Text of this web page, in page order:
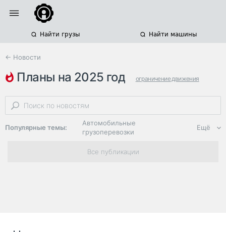
Найти грузы Найти машины
← Новости
планы на 2025 год ограничение движения
состояние мостов м-5
Популярные темы:
Автомобильные
грузоперевозки
Региональная
логистика
Ещё
Все публикации